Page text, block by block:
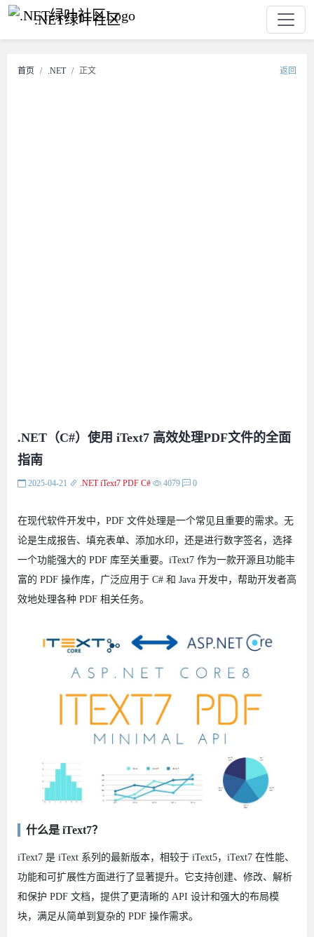
.NET绿叶社区
首页 .NET 正文 返回
.NET（C#）使用 iText7 高效处理PDF文件的全面
指南​
2025-04-21 .NET iText7 PDF C# 4079 0
在现代软件开发中，PDF 文件处理是一个常见且重要的需求。无
论是生成报告、填充表单、添加水印，还是进行数字签名，选择
一个功能强大的 PDF 库至关重要。iText7 作为一款开源且功能丰
富的 PDF 操作库，广泛应用于 C# 和 Java 开发中，帮助开发者高
效地处理各种 PDF 相关任务。​
什么是 iText7？
iText7 是 iText 系列的最新版本，相较于 iText5，iText7 在性能、
功能和可扩展性方面进行了显著提升。它支持创建、修改、解析
和保护 PDF 文档，提供了更清晰的 API 设计和强大的布局模
块，满足从简单到复杂的 PDF 操作需求。​